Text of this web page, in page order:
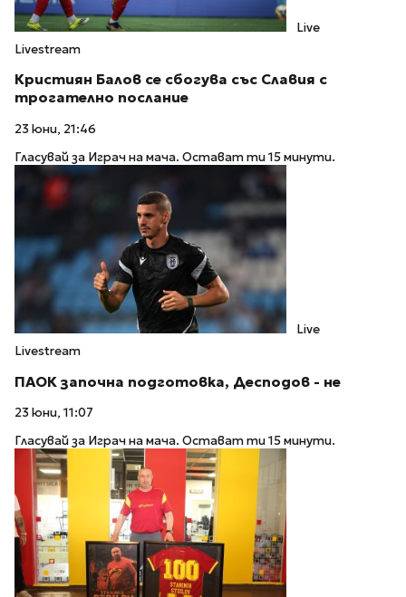
Live
Livestream
Кристиян Балов се сбогува със Славия с
трогателно послание
23 юни, 21:46
Гласувай за Играч на мача. Остават ти 15 минути.
Live
Livestream
ПАОК започна подготовка, Десподов - не
23 юни, 11:07
Гласувай за Играч на мача. Остават ти 15 минути.